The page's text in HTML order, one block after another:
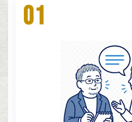
01